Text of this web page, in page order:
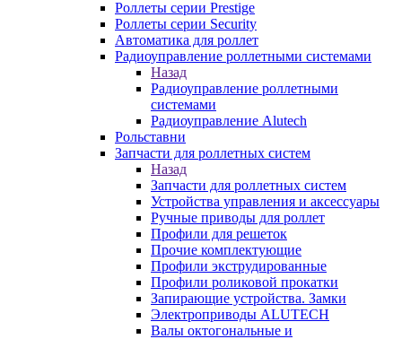
Роллеты серии Prestige
Роллеты серии Security
Автоматика для роллет
Радиоуправление роллетными системами
Назад
Радиоуправление роллетными
системами
Радиоуправление Alutech
Рольставни
Запчасти для роллетных систем
Назад
Запчасти для роллетных систем
Устройства управления и аксессуары
Ручные приводы для роллет
Профили для решеток
Прочие комплектующие
Профили экструдированные
Профили роликовой прокатки
Запирающие устройства. Замки
Электроприводы ALUTECH
Валы октогональные и